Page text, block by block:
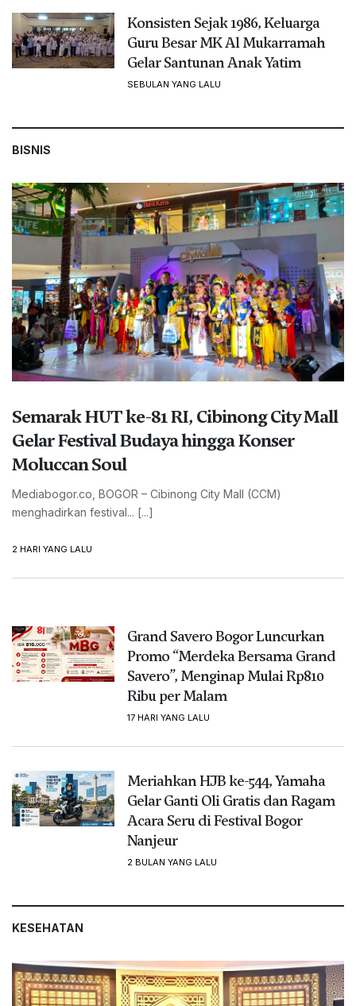
Konsisten Sejak 1986, Keluarga
Guru Besar MK Al Mukarramah
Gelar Santunan Anak Yatim
SEBULAN YANG LALU
BISNIS
Semarak HUT ke-81 RI, Cibinong City Mall
Gelar Festival Budaya hingga Konser
Moluccan Soul
Mediabogor.co, BOGOR – Cibinong City Mall (CCM)
menghadirkan festival... [...]
2 HARI YANG LALU
Grand Savero Bogor Luncurkan
Promo “Merdeka Bersama Grand
Savero”, Menginap Mulai Rp810
Ribu per Malam
17 HARI YANG LALU
Meriahkan HJB ke-544, Yamaha
Gelar Ganti Oli Gratis dan Ragam
Acara Seru di Festival Bogor
Nanjeur
2 BULAN YANG LALU
KESEHATAN